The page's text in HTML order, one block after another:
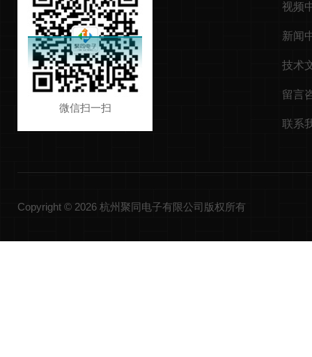
微信扫一扫
视频
新闻
技术
留言
联系
Copyright © 2026 杭州聚同电子有限公司版权所有